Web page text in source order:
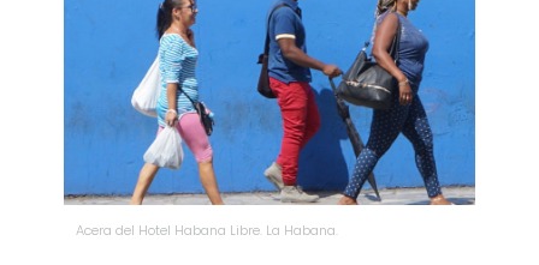
Acera del Hotel Habana Libre. La Habana.